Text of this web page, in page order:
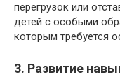
перегрузок или
детей с особыми
которым требуется
3. Развитие